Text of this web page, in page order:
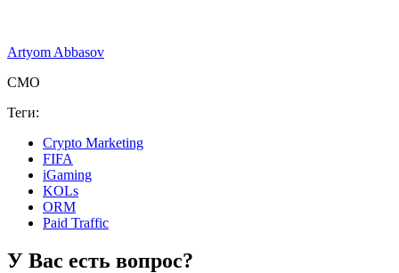
Artyom Abbasov
CMO
Теги:
Crypto Marketing
FIFA
iGaming
KOLs
ORM
Paid Traffic
У Вас есть вопрос?